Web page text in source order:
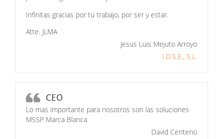
Infinitas gracias por tu trabajo, por ser y estar.
Atte. JLMA
Jesus Luis Mejuto Arroyo
I.D.S.E., S.L.
CEO
Lo mas importante para nosotros son las soluciones
MSSP Marca Blanca
David Centeno